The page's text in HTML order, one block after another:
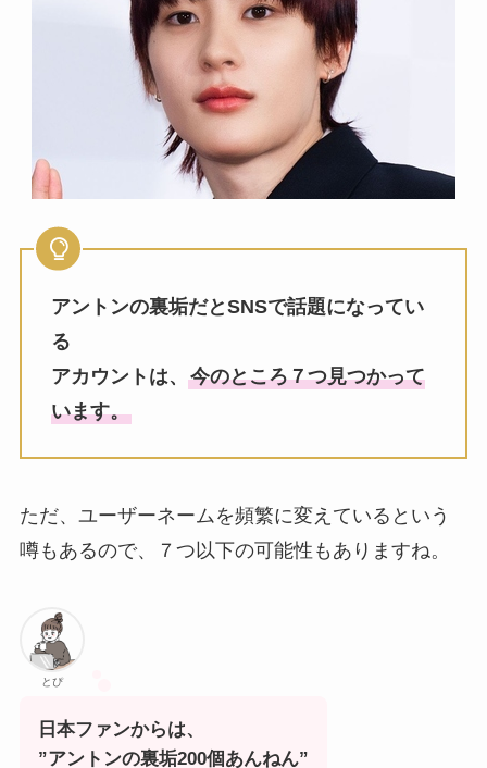
アントンの裏垢だとSNSで話題になってい
る
アカウントは、 今のところ７つ見つかって
います。
ただ、ユーザーネームを頻繁に変えているという
噂もあるので、７つ以下の可能性もありますね。
とぴ
日本ファンからは、
”アントンの裏垢200個あんねん”